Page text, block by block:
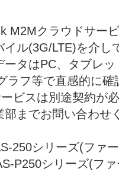
M2Mクラウドサー
ル(3G/LTE)を介し
タはPC、タブレ
ラフ等で直感的に
ビスは別途契約が
までお問い合わせ
250シリーズ(ファ
P250シリーズ(フ